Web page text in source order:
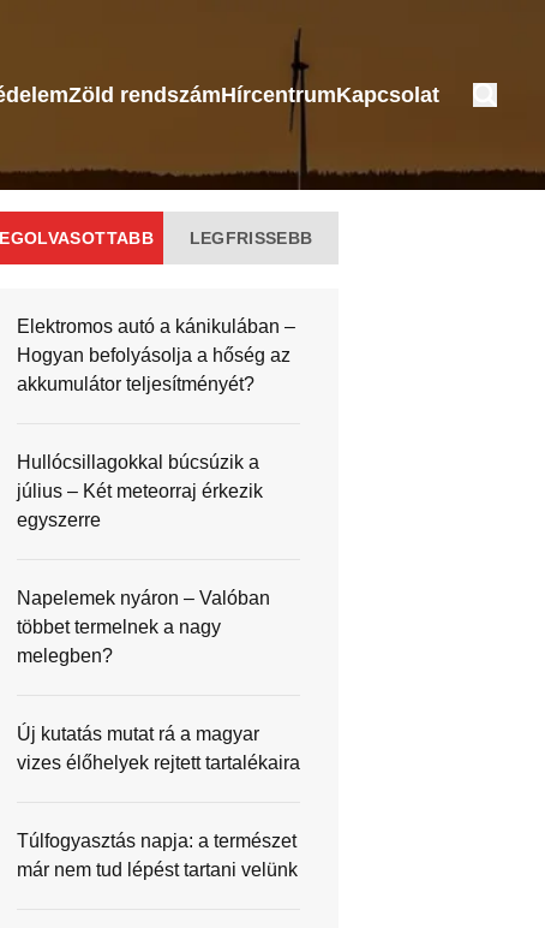
Zöld rendszámHírcentrumKapcsolat
LEGFRISSEBB
Elektromos autó a kánikulában –
Hogyan befolyásolja a hőség az
akkumulátor teljesítményét?
Hullócsillagokkal búcsúzik a
július – Két meteorraj érkezik
egyszerre
Napelemek nyáron – Valóban
többet termelnek a nagy
melegben?
Új kutatás mutat rá a magyar
vizes élőhelyek rejtett tartalékaira
Túlfogyasztás napja: a természet
már nem tud lépést tartani velünk